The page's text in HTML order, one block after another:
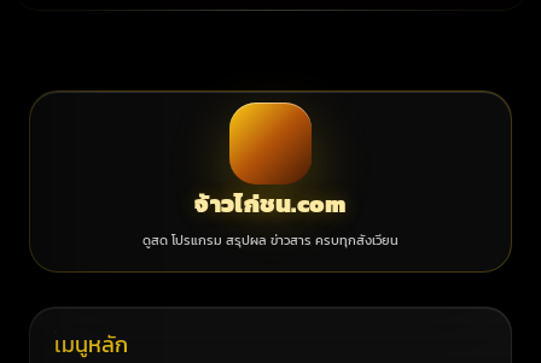
จ้าวไก่ชน.com
ดูสด โปรแกรม สรุปผล ข่าวสาร ครบทุกสังเวียน
เมนูหลัก